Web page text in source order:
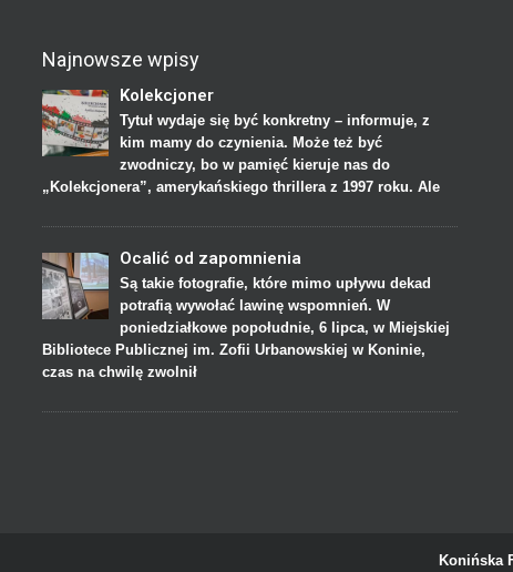
Najnowsze wpisy
Kolekcjoner
Tytuł wydaje się być konkretny – informuje, z
kim mamy do czynienia. Może też być
zwodniczy, bo w pamięć kieruje nas do
„Kolekcjonera”, amerykańskiego thrillera z 1997 roku. Ale
Ocalić od zapomnienia
Są takie fotografie, które mimo upływu dekad
potrafią wywołać lawinę wspomnień. W
poniedziałkowe popołudnie, 6 lipca, w Miejskiej
Bibliotece Publicznej im. Zofii Urbanowskiej w Koninie,
czas na chwilę zwolnił
Konińska